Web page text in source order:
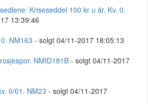
Kriseseddel 100 kr u år. Kv. 0.
13:39:46
NM163 - solgt 04/11-2017 18:05:13
NMID181B - solgt 04/11-2017
0/01. NM23 - solgt 04/11-2017